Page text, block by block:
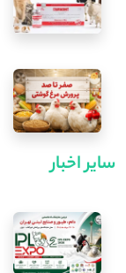
سایر اخبار